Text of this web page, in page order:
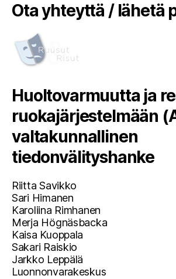
Ota yhteyttä / lähetä
Huoltovarmuutta ja
ruokajärjestelmään
valtakunnallinen
tiedonvälityshanke
Riitta Savikko
Sari Himanen
Karoliina Rimhanen
Merja Högnäsbacka
Kaisa Kuoppala
Sakari Raiskio
Jarkko Leppälä
Luonnonvarakeskus